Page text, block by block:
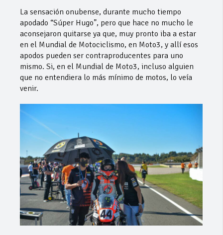
La sensación onubense, durante mucho tiempo
apodado “Súper Hugo”, pero que hace no mucho le
aconsejaron quitarse ya que, muy pronto iba a estar
en el Mundial de Motociclismo, en Moto3, y allí esos
apodos pueden ser contraproducentes para uno
mismo. Si, en el Mundial de Moto3, incluso alguien
que no entendiera lo más mínimo de motos, lo veía
venir.